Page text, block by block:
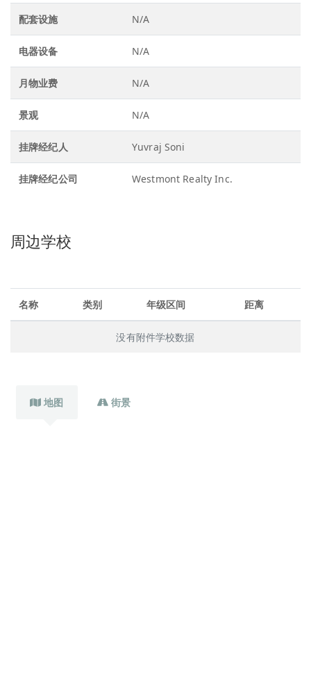
配套设施 N/A
电器设备 N/A
月物业费 N/A
景观 N/A
挂牌经纪人 Yuvraj Soni
挂牌经纪公司 Westmont Realty Inc.
周边学校
名称 类别 年级区间 距离
没有附件学校数据
地图 街景